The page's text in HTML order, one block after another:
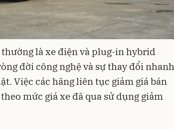
là xe điện và plug-in hybrid
đời công nghệ và sự thay đổi nhanh
Việc các hãng liên tục giảm giá bán
mức giá xe đã qua sử dụng giảm